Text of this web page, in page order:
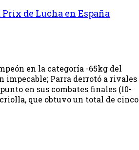
de Lucha en España
en la categoría -65kg del
impecable; Parra derrotó a rivales
en sus combates finales (10-
que obtuvo un total de cinco